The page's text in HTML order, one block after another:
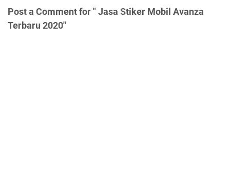
Post a Comment for " Jasa Stiker Mobil Avanza
Terbaru 2020"